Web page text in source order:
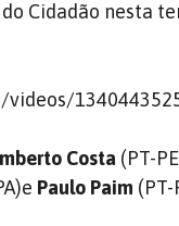
Cidadão nesta
Costa (PT-
Paulo Paim